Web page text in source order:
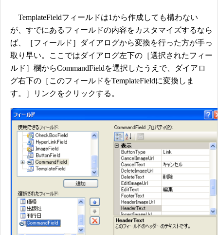
TemplateFieldフィールドは1から作成しても構わない
が、すでにあるフィールドの内容をカスタマイズするなら
ば、［フィールド］ダイアログから変換を行った方が手っ
取り早い。ここではダイアログ左下の［選択されたフィー
ルド］欄からCommandFieldを選択したうえで、ダイアロ
グ右下の［このフィールドをTemplateFieldに変換しま
す。］リンクをクリックする。